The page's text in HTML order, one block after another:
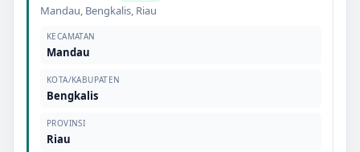
Mandau, Bengkalis, Riau
KECAMATAN
Mandau
KOTA/KABUPATEN
Bengkalis
PROVINSI
Riau